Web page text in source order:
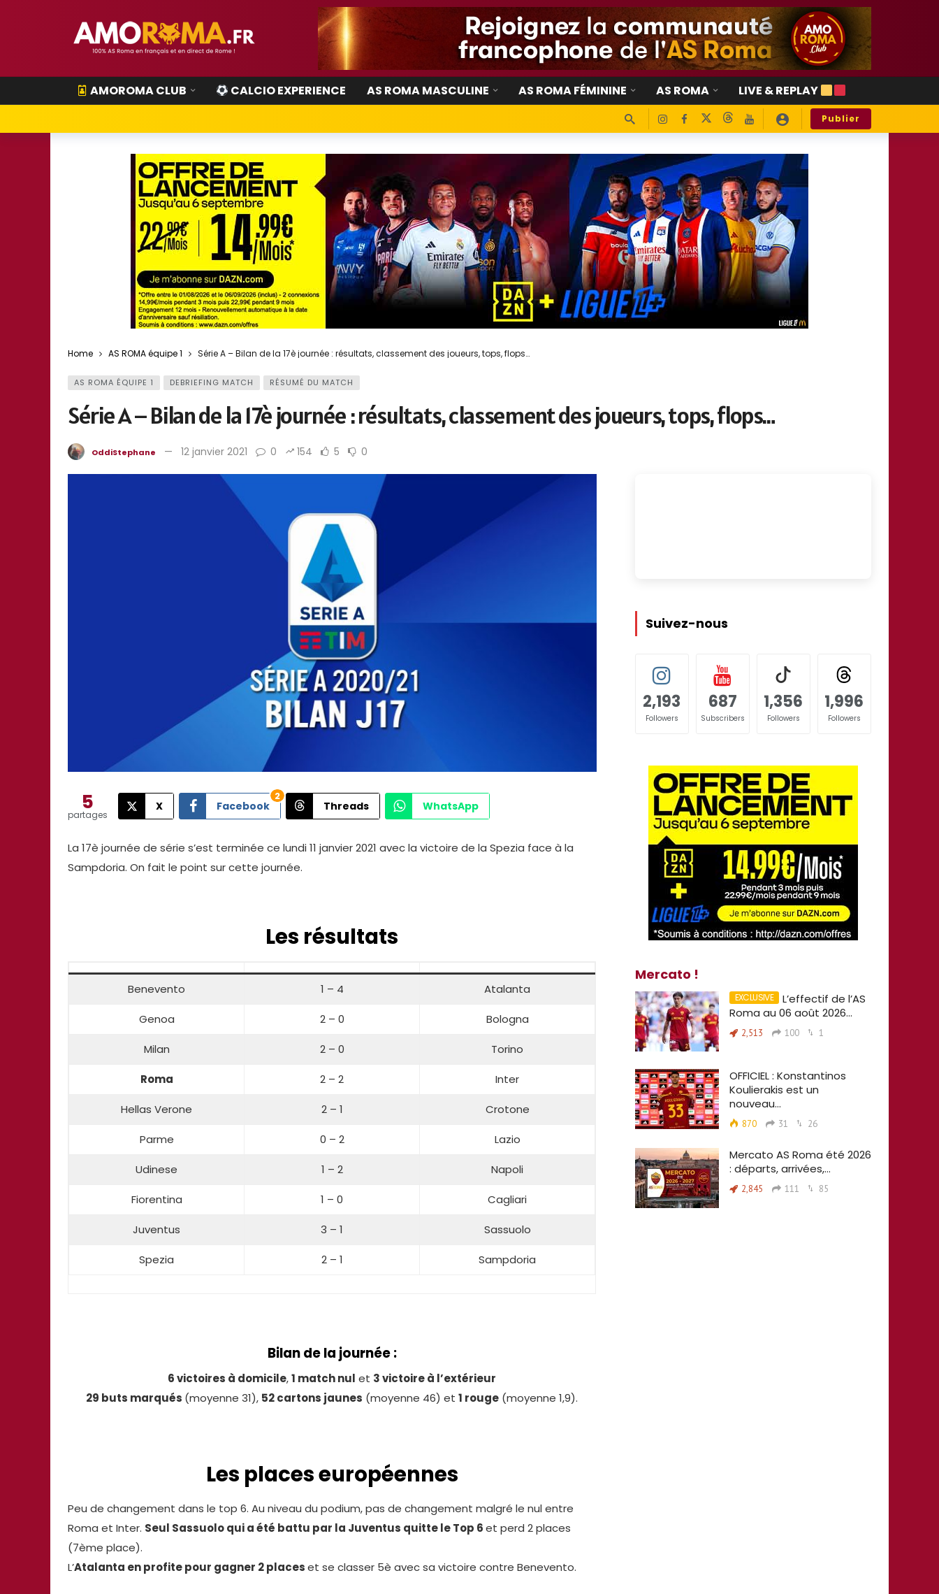
AMOROMA CLUB CALCIO EXPERIENCE AS ROMA MASCULINE AS ROMA FÉMININE AS ROMA LIVE & REPLAY
Publier
Home AS ROMA équipe 1 Série A – Bilan de la 17è journée : résultats, classement des joueurs, tops, flops…
AS ROMA ÉQUIPE 1 DEBRIEFING MATCH RÉSUMÉ DU MATCH
Série A – Bilan de la 17è journée : résultats, classement des joueurs, tops, flops…
OddiStephane 12 janvier 2021 0 154 5 0
5
partages
X Facebook
2
Threads WhatsApp
La 17è journée de série s’est terminée ce lundi 11 janvier 2021 avec la victoire de la Spezia face à la
Sampdoria. On fait le point sur cette journée.
Les résultats
Benevento 1 – 4 Atalanta
Genoa 2 – 0 Bologna
Milan 2 – 0 Torino
Roma 2 – 2 Inter
Hellas Verone 2 – 1 Crotone
Parme 0 – 2 Lazio
Udinese 1 – 2 Napoli
Fiorentina 1 – 0 Cagliari
Juventus 3 – 1 Sassuolo
Spezia 2 – 1 Sampdoria
Bilan de la journée :
6 victoires à domicile,1 match nul et 3 victoire à l’extérieur
29 buts marqués (moyenne 31), 52 cartons jaunes (moyenne 46) et1 rouge (moyenne 1,9).
Les places européennes
Peu de changement dans le top 6. Au niveau du podium, pas de changement malgré le nul entre
Roma et Inter. Seul Sassuolo qui a été battu par la Juventus quitte le Top 6et perd 2 places
(7ème place).
L’Atalanta en profite pour gagner 2 placeset se classer 5è avec sa victoire contre Benevento.
Suivez-nous
2,193
Followers
687
Subscribers
1,356
Followers
1,996
Followers
Mercato !
L’effectif de l’AS
Roma au 06 août 2026…
2,513 100 1
OFFICIEL : Konstantinos
Koulierakis est un
nouveau…
870 31 26
Mercato AS Roma été 2026
: départs, arrivées,…
2,845 111 85